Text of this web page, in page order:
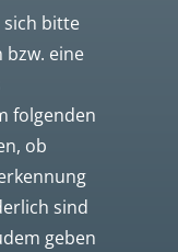
sich bitte
bzw. eine
folgenden
ob
sind
geben